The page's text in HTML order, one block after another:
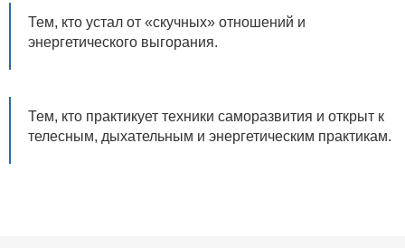
Тем, кто устал от «скучных» отношений и
энергетического выгорания.
Тем, кто практикует техники саморазвития и открыт к
телесным, дыхательным и энергетическим практикам.